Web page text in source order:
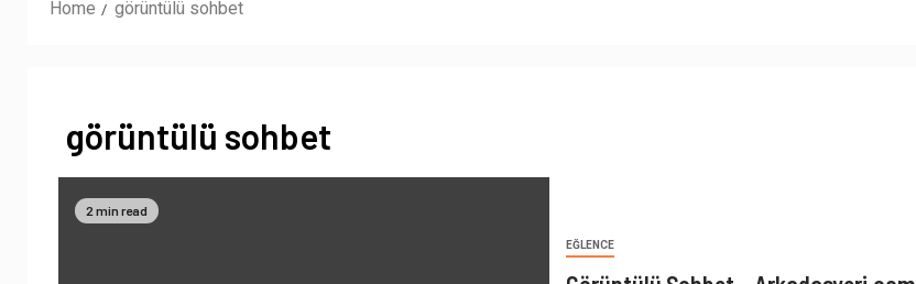
Home görüntülü sohbet
görüntülü sohbet
2 min read
EĞLENCE